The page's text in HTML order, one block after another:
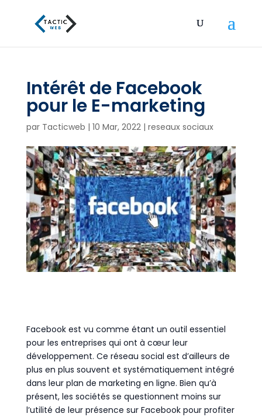
Intérêt de Facebook
pour le E-marketing
par Tacticweb | 10 Mar, 2022| reseaux sociaux
Facebook est vu comme étant un outil essentiel
pour les entreprises qui ont à cœur leur
développement. Ce réseau social est d’ailleurs de
plus en plus souvent et systématiquement intégré
dans leur plan de marketing en ligne. Bien qu’à
présent, les sociétés se questionnent moins sur
l’utilité de leur présence sur Facebook pour profiter